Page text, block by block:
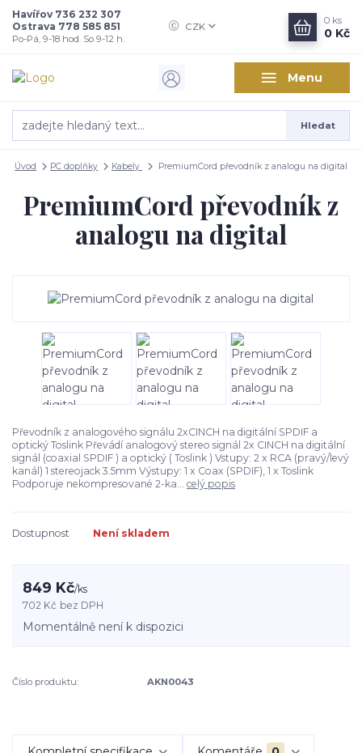
Menu
CZK
Hledat
Havířov 736 232 307
Ostrava 778 585 851
Po-Pá, 9-18 hod. So 9-12 h.
0 ks
0 Kč
Úvod PC doplňky Kabely PremiumCord převodník z analogu na digital
PremiumCord převodník z
analogu na digital
Převodník z analogového signálu 2xCINCH na digitální SPDIF a
optický Toslink Převádí analogový stereo signál 2x CINCH na digitální
signál (coaxial SPDIF ) a optický ( Toslink ) Vstupy: 2 x RCA (pravý/levý
kanál) 1 stereojack 3.5mm Výstupy: 1 x Coax (SPDIF), 1 x Toslink
Podporuje nekompresované 2-ka... celý popis
Dostupnost Není skladem
849 Kč/ks
702 Kč bez DPH
Momentálně není k dispozici
Číslo produktu: AKN0043